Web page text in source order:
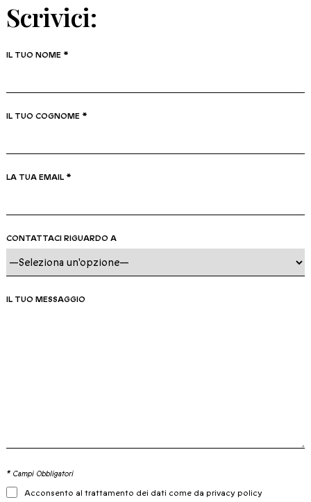
Scrivici:
IL TUO NOME *
IL TUO COGNOME *
LA TUA EMAIL *
CONTATTACI RIGUARDO A
IL TUO MESSAGGIO
* Campi Obbligatori
Acconsento al trattamento dei dati come da privacy policy